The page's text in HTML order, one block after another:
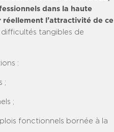
dans la haute
l’attractivité de ce
tangibles de
:
;
;
fonctionnels bornée à la